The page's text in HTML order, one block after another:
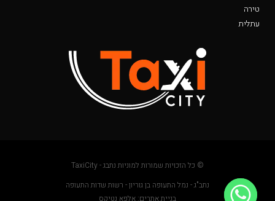
טירה
עתלית
© כל הזכויות שמורות למוניות נתבג - TaxiCity
נתב"ג - נמל התעופה בן גוריון - רשות שדות התעופה
בניית אתרים: אלפא נטיקס